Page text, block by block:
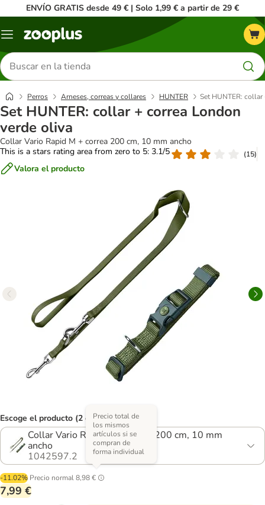
ENVÍO GRATIS desde 49 € | Solo 1,99 € a partir de 29 €
Menú
Buscar
productos
Perros Arneses, correas y collares HUNTER Set HUNTER:
Set HUNTER: collar + correa London
verde oliva
Collar Vario Rapid M + correa 200 cm, 10 mm ancho
This is a stars rating area from zero to 5: 3.1/5
(15)
Valora el producto
Escoge el producto (2 opciones)
Collar Vario Rapid M + correa 200 cm, 10 mm
ancho
1042597.2
-11.02% Precio normal8,98 €
Precio total de
los mismos
artículos si se
compran de
forma individual
7,99 €